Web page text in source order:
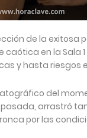
de la exitosa
caótica en la Sala
y hasta riesgos
del
arrastró
por las